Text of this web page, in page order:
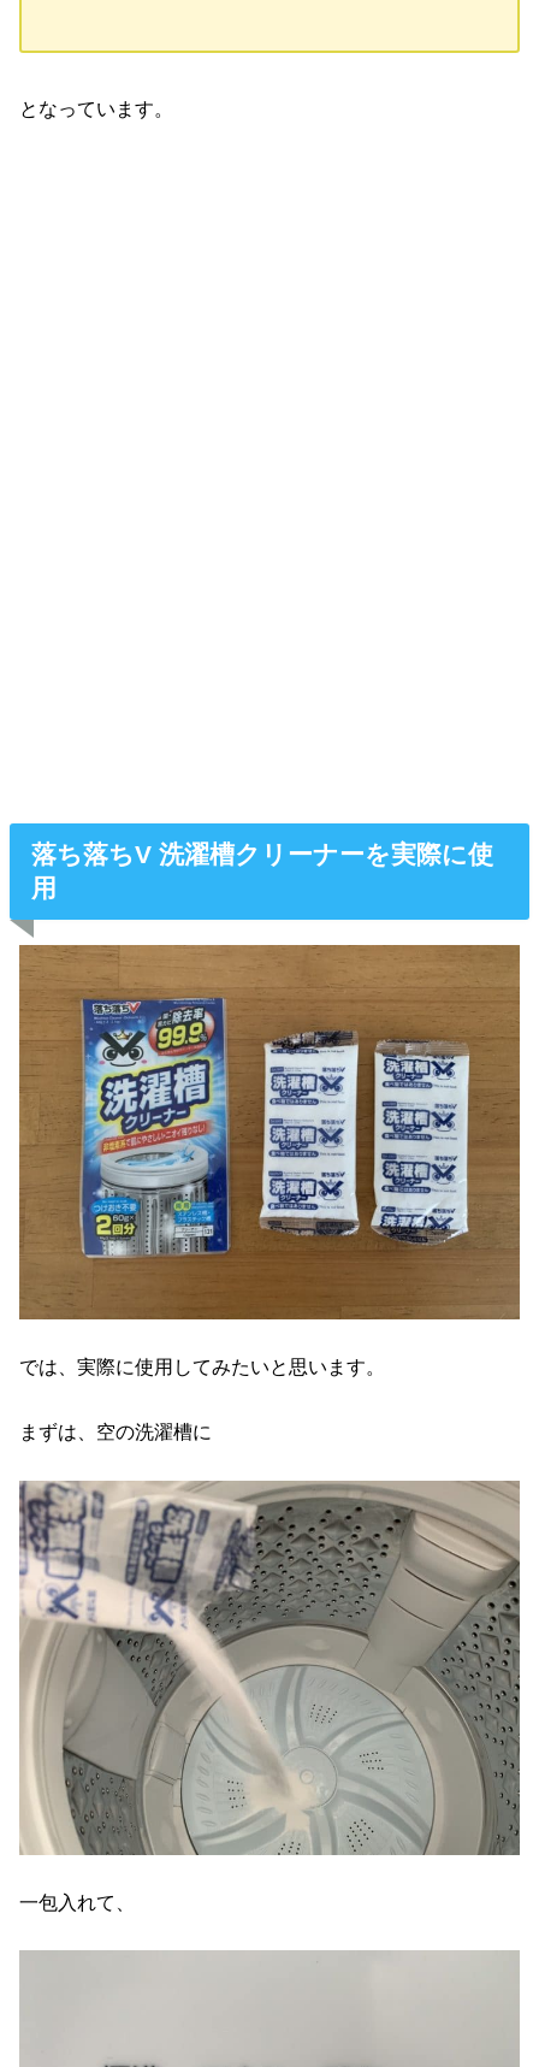
となっています。
落ち落ちV 洗濯槽クリーナーを実際に使
用
では、実際に使用してみたいと思います。
まずは、空の洗濯槽に
一包入れて、